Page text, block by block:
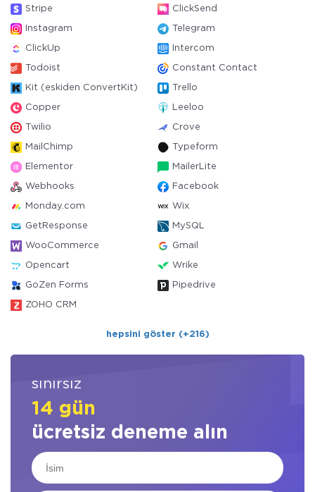
Stripe ClickSend
Instagram Telegram
ClickUp Intercom
Todoist Constant Contact
Kit (eskiden ConvertKit) Trello
Copper Leeloo
Twilio Crove
MailChimp Typeform
Elementor MailerLite
Webhooks Facebook
Monday.com Wix
GetResponse MySQL
WooCommerce Gmail
Opencart Wrike
GoZen Forms Pipedrive
ZOHO CRM
hepsini göster (+216)
sınırsız
14 gün
ücretsiz deneme alın